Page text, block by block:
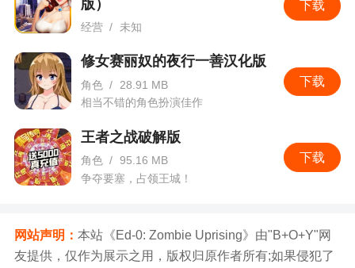
下载
版）
经营 /
未知
下载
修女赛丽奴的夜行一善汉化版
角色 /
28.91 MB
相当不错的角色扮演佳作
下载
王者之战破解版
角色 / 95.16 MB
争夺要塞，占领王城！
网站声明： 本站《Ed-0: Zombie Uprising》由"B+O+Y"网
友提供，仅作为展示之用，版权归原作者所有;如果侵犯了